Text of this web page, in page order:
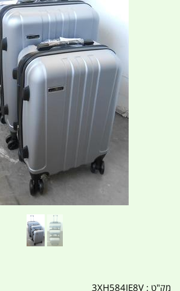
מק"ט : 3XH584IE8V